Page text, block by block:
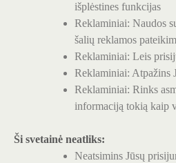
išplėstines funkcijas
Reklaminiai: Naudos
šalių reklamos
Reklaminiai: Leis
Reklaminiai: Atpažins
Reklaminiai: Rinks
informaciją tokią kaip
Ši svetainė neatliks:
Neatsimins Jūsų